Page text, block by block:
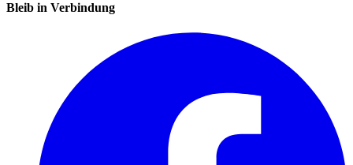
Bleib in Verbindung